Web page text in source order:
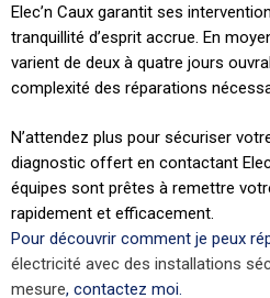
Elec’n Caux garantit ses
tranquillité d’esprit accrue. En
varient de deux à quatre jours
complexité des réparations
N’attendez plus pour sécuriser
diagnostic offert en contactant
équipes sont prêtes à remettre
rapidement et efficacement.
Pour découvrir comment je peux
électricité avec des installations
mesure, contactez moi.